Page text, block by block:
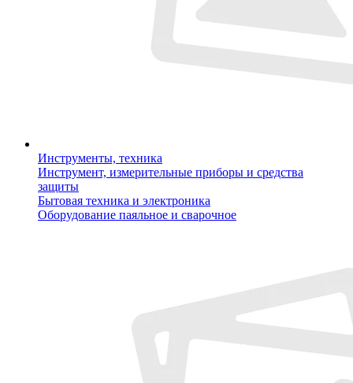
Инструменты, техника
Инструмент, измерительные приборы и средства
защиты
Бытовая техника и электроника
Оборудование паяльное и сварочное